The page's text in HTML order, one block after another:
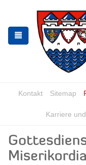
springen
springen
Kontakt Sitemap
Karriere